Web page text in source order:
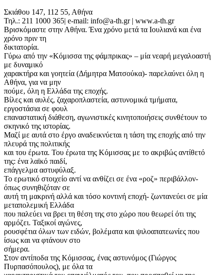
Σκιάθου 147, 112 55, Αθήνα
Τηλ.: 211 1000 365| e-mail: info@a-th.gr | www.a-th.gr
Βρισκόμαστε στην Αθήνα. Ένα χρόνο μετά τα Ιουλιανά και ένα
χρόνο πριν τη
δικτατορία.
Γύρω από την «Κόμισσα της φάμπρικας» – μία νεαρή μεγαλοαστή
με δυναμικό
χαρακτήρα και γοητεία (Δήμητρα Ματσούκα)- παρελαύνει όλη η
Αθήνα, για να μην
πούμε, όλη η Ελλάδα της εποχής.
Βίλες και αυλές, ζαχαροπλαστεία, αστυνομικά τμήματα,
εργοστάσια σε φουλ
επαναστατική διάθεση, αγωνιστικές κινητοποιήσεις συνθέτουν το
σκηνικό της ιστορίας.
Μαζί με αυτά στο έργο αναδεικνύεται η τάση της εποχής από την
πλευρά της πολιτικής
και του έρωτα. Του έρωτα της Κόμισσας με το ακριβώς αντίθετό
της: ένα λαϊκό παιδί,
επάγγελμα αστυφύλαξ.
Το ερωτικό στοιχείο αντί να ανθίζει σε ένα «ροζ» περιβάλλον-
όπως συνηθιζόταν σε
αυτή τη μακρινή αλλά και τόσο κοντινή εποχή- ζωντανεύει σε μία
μεταπολεμική Ελλάδα
που παλεύει να βρει τη θέση της στο χώρο που θεωρεί ότι της
αρμόζει. Ταξικοί αγώνες,
ρουσφέτια όλων των ειδών, βολέματα και ψιλοαπατεωνίες που
ίσως και να φτάνουν στο
σήμερα.
Στον αντίποδα της Κόμισσας, ένας αστυνόμος (Γιώργος
Πυρπασόπουλος), με όλα τα